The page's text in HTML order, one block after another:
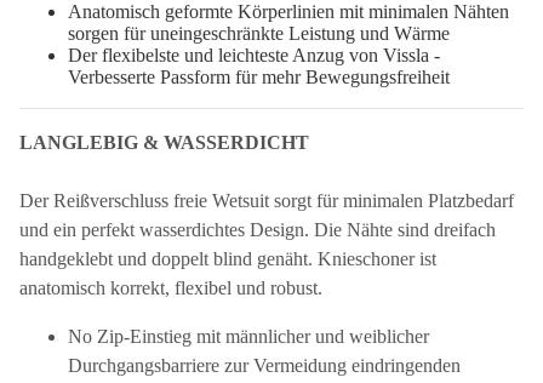
Anatomisch geformte Körperlinien mit minimalen Nähten
sorgen für uneingeschränkte Leistung und Wärme
Der flexibelste und leichteste Anzug von Vissla -
Verbesserte Passform für mehr Bewegungsfreiheit
LANGLEBIG & WASSERDICHT
Der Reißverschluss freie Wetsuit sorgt für minimalen Platzbedarf
und ein perfekt wasserdichtes Design. Die Nähte sind dreifach
handgeklebt und doppelt blind genäht. Knieschoner ist
anatomisch korrekt, flexibel und robust.
No Zip-Einstieg mit männlicher und weiblicher
Durchgangsbarriere zur Vermeidung eindringenden